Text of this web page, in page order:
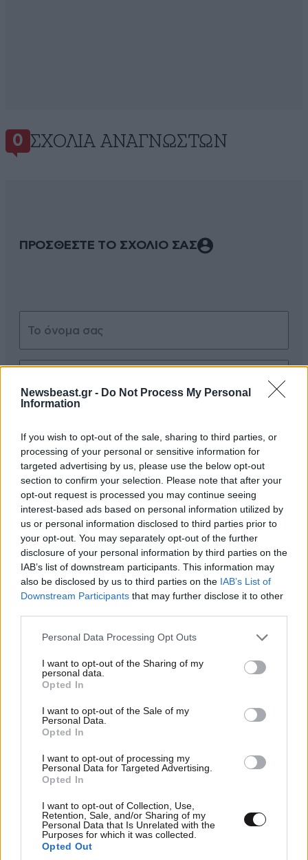
Newsbeast.gr - Do Not Process My Personal
Information
If you wish to opt-out of the sale, sharing to third parties, or
processing of your personal or sensitive information for
targeted advertising by us, please use the below opt-out
section to confirm your selection. Please note that after your
opt-out request is processed you may continue seeing
interest-based ads based on personal information utilized by
us or personal information disclosed to third parties prior to
your opt-out. You may separately opt-out of the further
disclosure of your personal information by third parties on the
IAB’s list of downstream participants. This information may
also be disclosed by us to third parties on the IAB’s List of
Downstream Participants that may further disclose it to other
Please note that this website/app uses one or more Google
not limited to your visit or usage behaviour. You may click to
grant or deny consent to Google and its third-party tags to
use your data for below specified purposes in below Google
consent section.
Personal Data Processing Opt Outs
I want to opt-out of the Sharing of my
personal data.
Opted In
I want to opt-out of the Sale of my
Personal Data.
Opted In
I want to opt-out of processing my
Personal Data for Targeted Advertising.
Opted In
I want to opt-out of Collection, Use,
Retention, Sale, and/or Sharing of my
Personal Data that Is Unrelated with the
Purposes for which it was collected.
Opted Out
0 ΣΧΌΛΙΑ ΑΝΑΓΝΩΣΤΏΝ
ΠΡΟΣΘΕΣΤΕ ΤΟ ΣΧΟΛΙΟ ΣΑΣ
Διαβάστε και ακολουθήστε τους κανόνες σχολιασμού
ΠΡΟΣΘΗΚΗ
TRENDING
ΕΛΛΑΔΑ07·08·2026 11:26
Βίντεο-ντοκουμέντο από το θανατηφόρο
τροχαίο στις Σέρρες: Η στιγμή που το ΙΧ μπαίνει
στο αντίθετο ρεύμα – Ακαριαία πέθαναν γιος
και μητέρα